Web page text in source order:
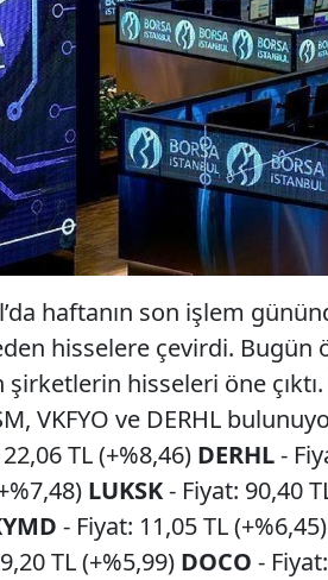
haftanın son işlem
hisselere çevirdi. Bugün
hisseleri öne
VKFYO ve DERHL
TL (+%8,46) DERHL-
LUKSK- Fiyat: 90,40
- Fiyat: 11,05 TL (+%6,45)
TL (+%5,99) DOCO -